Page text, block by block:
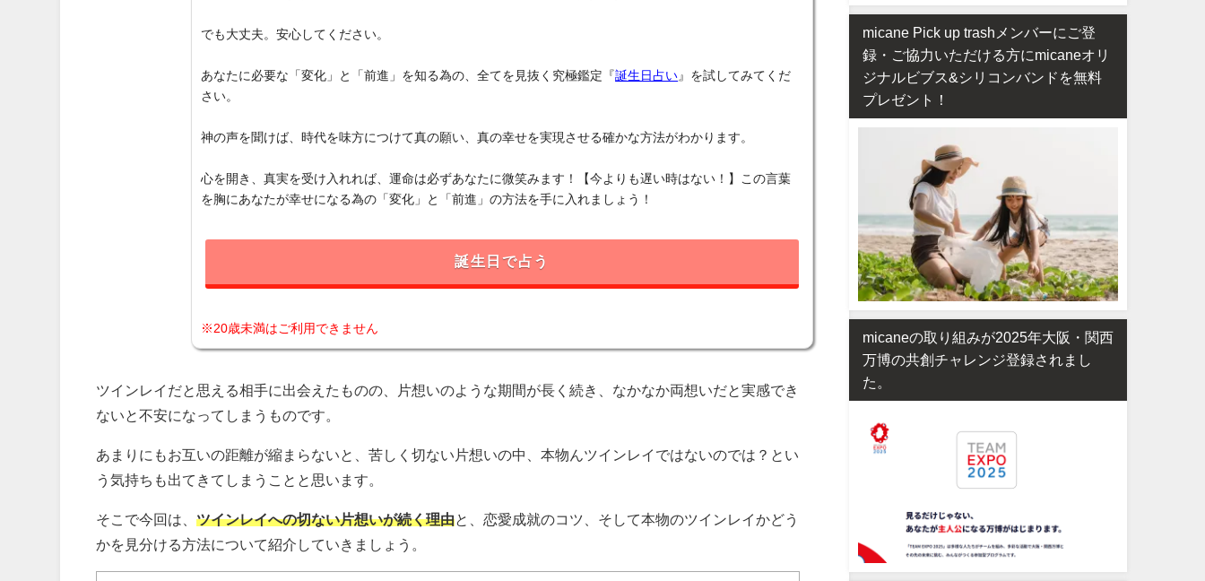
でも大丈夫。安心してください。
あなたに必要な「変化」と「前進」を知る為の、全てを見抜く究極鑑定『誕生日占い 』を試してみてくだ
さい。
神の声を聞けば、時代を味方につけて真の願い、真の幸せを実現させる確かな方法がわかります。
心を開き、真実を受け入れれば、運命は必ずあなたに微笑みます！【今よりも遅い時はない！】この言葉
を胸にあなたが幸せになる為の「変化」と「前進」の方法を手に入れましょう！
誕生日で占う
※20歳未満はご利用できません
ツインレイだと思える相手に出会えたものの、片想いのような期間が長く続き、なかなか両想いだと実感でき
ないと不安になってしまうものです。
あまりにもお互いの距離が縮まらないと、苦しく切ない片想いの中、本物んツインレイではないのでは？とい
う気持ちも出てきてしまうことと思います。
そこで今回は、ツインレイへの切ない片想いが続く理由と、恋愛成就のコツ、そして本物のツインレイかどう
かを見分ける方法について紹介していきましょう。
micane Pick up trashメンバーにご登
録・ご協力いただける方にmicaneオリ
ジナルビブス&シリコンバンドを無料
プレゼント！
micaneの取り組みが2025年大阪・関西
万博の共創チャレンジ登録されまし
た。